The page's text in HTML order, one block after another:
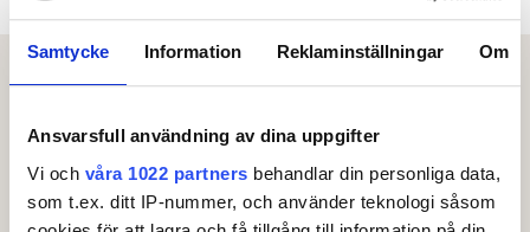
Samtycke Information Reklaminställningar Om
Ansvarsfull användning av dina uppgifter
Vi och våra 1022 partners behandlar din personliga data,
som t.ex. ditt IP-nummer, och använder teknologi såsom
Resultat.